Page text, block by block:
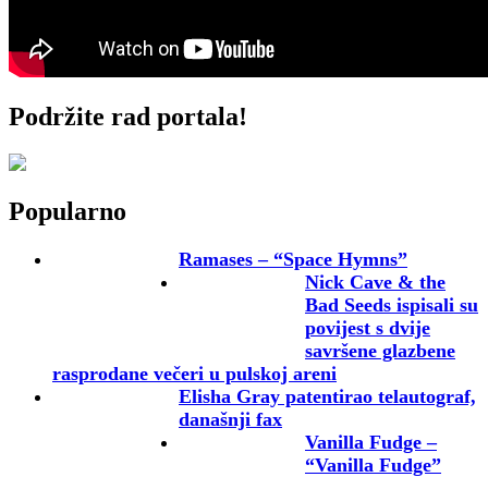
Podržite rad portala!
Popularno
Ramases – “Space Hymns”
Nick Cave & the
Bad Seeds ispisali su
povijest s dvije
savršene glazbene
rasprodane večeri u pulskoj areni
Elisha Gray patentirao telautograf,
današnji fax
Vanilla Fudge –
“Vanilla Fudge”